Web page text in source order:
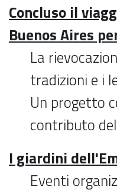
Concluso il
Buenos Aires
La
tradizioni e i
Un progetto
contributo
I giardini
Eventi